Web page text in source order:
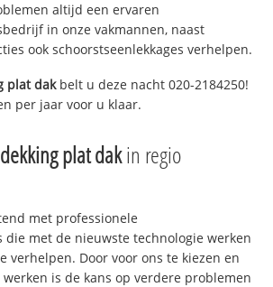
altijd een ervaren
in onze vakmannen, naast
ook schoorstseenlekkages verhelpen.
plat dakbelt u deze nacht 020-2184250!
per jaar voor u klaar.
plat dakin regio
met professionele
die met de nieuwste technologie werken
verhelpen. Door voor ons te kiezen en
is de kans op verdere problemen